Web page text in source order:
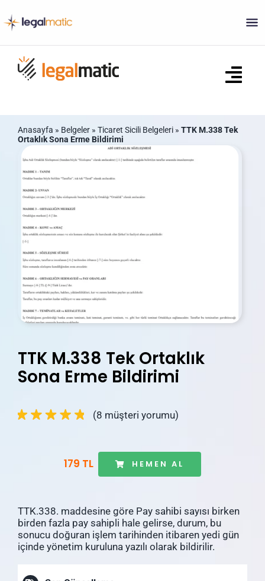
content
Ne Yapar?
Hesabım
Anasayfa » Belgeler» Ticaret Sicili Belgeleri» TTK M.338 Tek
Ortaklık Sona Erme Bildirimi
TTK M.338 Tek Ortaklık
Sona Erme Bildirimi
(8 müşteri yorumu)
179 TL HEMEN AL
TTK.338. maddesine göre Pay sahibi sayısı birken
birden fazla pay sahipli hale gelirse, durum, bu
sonucu doğuran işlem tarihinden itibaren yedi gün
içinde yönetim kuruluna yazılı olarak bildirilir.